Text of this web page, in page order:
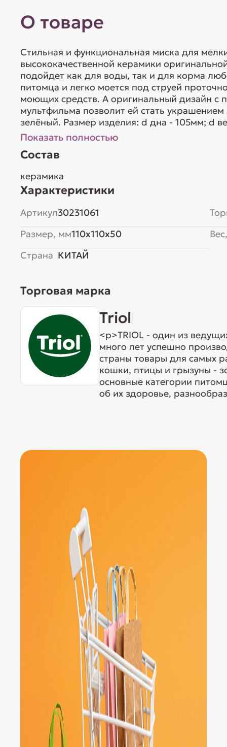
О товаре
Стильная и функциональная миска для
высококачественной керамики
подойдет как для воды, так и для корма
питомца и легко моется под струей
моющих средств. А оригинальный дизайн с
мультфильма позволит ей стать
зелёный. Размер изделия: d дна - 105мм; d
Показать полностью
Состав
керамика
Характеристики
Артикул30231061
Размер, мм110x110x50
Страна КИТАЙ
Торговая марка
Triol
<p>TRIOL - один из
много лет успешно
страны товары для самых
кошки, птицы и грызуны -
основные категории
об их здоровье,